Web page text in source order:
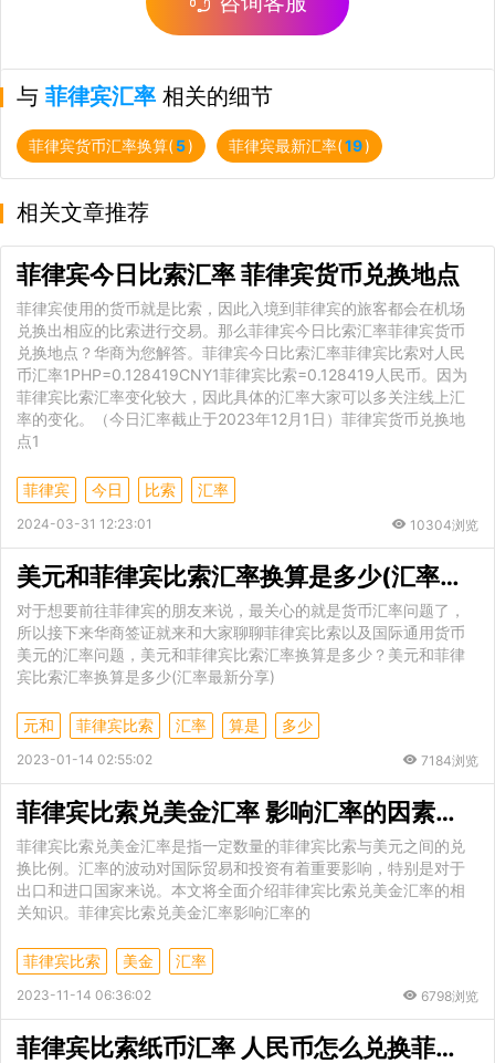
与 菲律宾汇率 相关的细节
菲律宾货币汇率换算(5) 菲律宾最新汇率(19)
相关文章推荐
菲律宾今日比索汇率 菲律宾货币兑换地点
菲律宾使用的货币就是比索，因此入境到菲律宾的旅客都会在机场
兑换出相应的比索进行交易。那么菲律宾今日比索汇率菲律宾货币
兑换地点？华商为您解答。菲律宾今日比索汇率菲律宾比索对人民
币汇率1PHP=0.128419CNY1菲律宾比索=0.128419人民币。因为
菲律宾比索汇率变化较大，因此具体的汇率大家可以多关注线上汇
率的变化。（今日汇率截止于2023年12月1日）菲律宾货币兑换地
点1
菲律宾 今日 比索 汇率
2024-03-31 12:23:01 10304浏览
美元和菲律宾比索汇率换算是多少(汇率最新分享)
对于想要前往菲律宾的朋友来说，最关心的就是货币汇率问题了，
所以接下来华商签证就来和大家聊聊菲律宾比索以及国际通用货币
美元的汇率问题，美元和菲律宾比索汇率换算是多少？美元和菲律
宾比索汇率换算是多少(汇率最新分享)
元和 菲律宾比索 汇率 算是 多少
2023-01-14 02:55:02 7184浏览
菲律宾比索兑美金汇率 影响汇率的因素是什么
菲律宾比索兑美金汇率是指一定数量的菲律宾比索与美元之间的兑
换比例。汇率的波动对国际贸易和投资有着重要影响，特别是对于
出口和进口国家来说。本文将全面介绍菲律宾比索兑美金汇率的相
关知识。菲律宾比索兑美金汇率影响汇率的
菲律宾比索 美金 汇率
2023-11-14 06:36:02 6798浏览
菲律宾比索纸币汇率 人民币怎么兑换菲律宾比索